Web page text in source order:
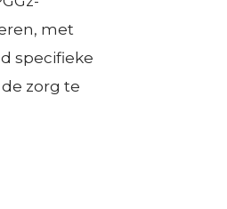
met
specifieke
zorg te